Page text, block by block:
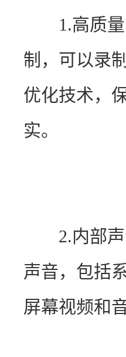
1.高质量
制，可以录
优化技术，
实。
2.内部声
声音，包括
屏幕视频和